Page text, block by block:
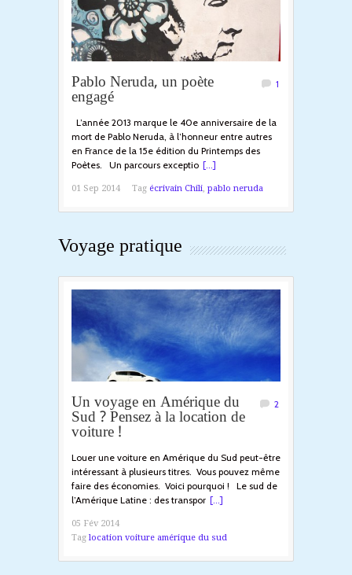
Pablo Neruda, un poète
engagé
1
L’année 2013 marque le 40e anniversaire de la
mort de Pablo Neruda, à l’honneur entre autres
en France de la 15e édition du Printemps des
Poètes. Un parcours exceptio [...]
01 Sep 2014 Tag écrivain Chili, pablo neruda
Voyage pratique
Un voyage en Amérique du
Sud ? Pensez à la location de
voiture !
2
Louer une voiture en Amérique du Sud peut-être
intéressant à plusieurs titres. Vous pouvez même
faire des économies. Voici pourquoi ! Le sud de
l’Amérique Latine : des transpor [...]
05 Fév 2014
Tag location voiture amérique du sud